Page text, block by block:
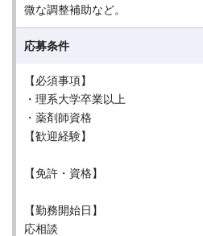
微な調整補助など。
応募条件
【必須事項】
・理系大学卒業以上
・薬剤師資格
【歓迎経験】
【免許・資格】
【勤務開始日】
応相談